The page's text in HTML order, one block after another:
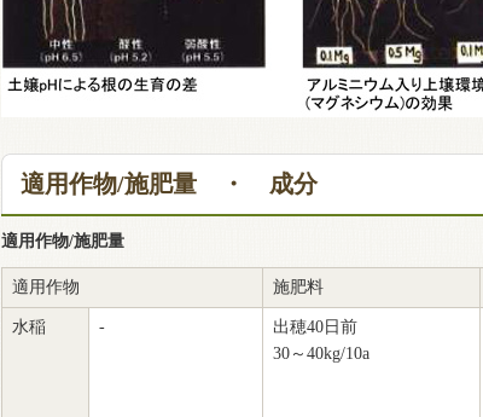
適用作物/施肥量 ・ 成分
適用作物/施肥量
適用作物 施肥料
水稲 -
出穂40日前
30～40kg/10a